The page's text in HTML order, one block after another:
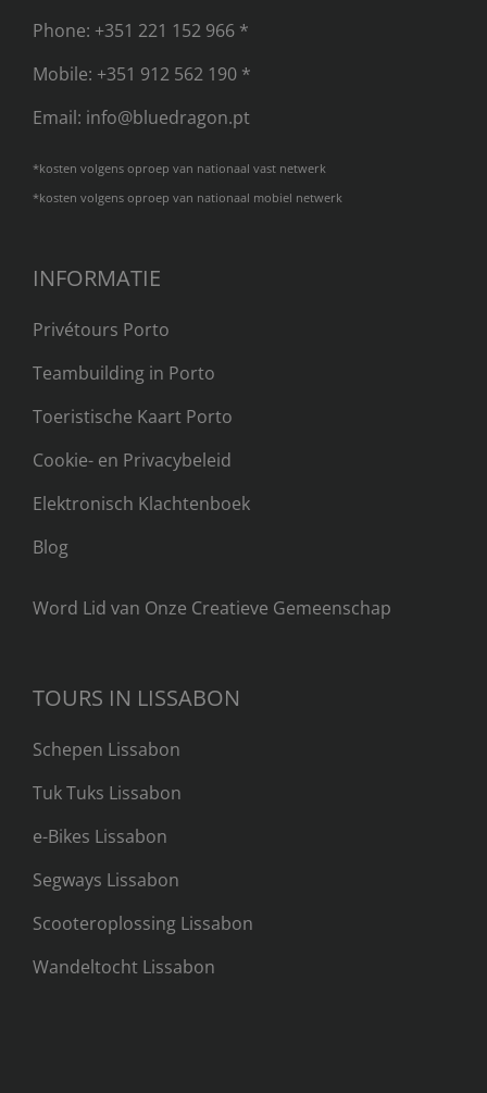
Phone: +351 221 152 966 *
Mobile: +351 912 562 190 *
Email: info@bluedragon.pt
*kosten volgens oproep van nationaal vast netwerk
*kosten volgens oproep van nationaal mobiel netwerk
INFORMATIE
Privétours Porto
Teambuilding in Porto​
Toeristische Kaart Porto
Cookie- en Privacybeleid
Elektronisch Klachtenboek
Blog
Word Lid van Onze Creatieve Gemeenschap
TOURS IN LISSABON
Schepen Lissabon
Tuk Tuks Lissabon
e-Bikes Lissabon
Segways Lissabon
Scooteroplossing Lissabon
Wandeltocht Lissabon